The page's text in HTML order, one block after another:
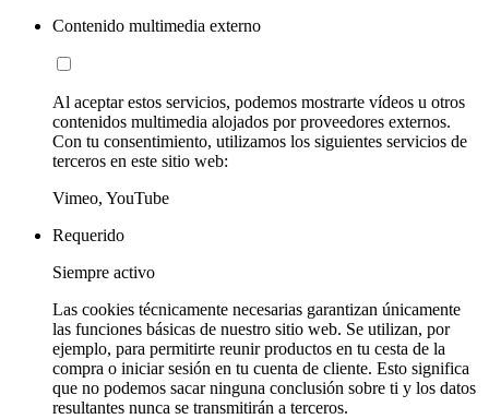
Contenido multimedia externo
Al aceptar estos servicios, podemos mostrarte vídeos u otros
contenidos multimedia alojados por proveedores externos.
Con tu consentimiento, utilizamos los siguientes servicios de
terceros en este sitio web:
Vimeo, YouTube
Requerido
Siempre activo
Las cookies técnicamente necesarias garantizan únicamente
las funciones básicas de nuestro sitio web. Se utilizan, por
ejemplo, para permitirte reunir productos en tu cesta de la
compra o iniciar sesión en tu cuenta de cliente. Esto significa
que no podemos sacar ninguna conclusión sobre ti y los datos
resultantes nunca se transmitirán a terceros.